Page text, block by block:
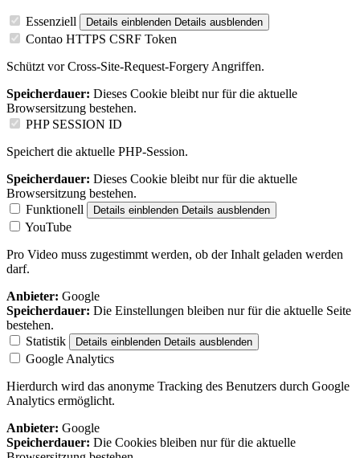
Essenziell Details einblenden Details ausblenden
Contao HTTPS CSRF Token
Schützt vor Cross-Site-Request-Forgery Angriffen.
Speicherdauer: Dieses Cookie bleibt nur für die aktuelle
Browsersitzung bestehen.
PHP SESSION ID
Speichert die aktuelle PHP-Session.
Speicherdauer: Dieses Cookie bleibt nur für die aktuelle
Browsersitzung bestehen.
Funktionell
Details einblenden Details ausblenden
YouTube
Pro Video muss zugestimmt werden, ob der Inhalt geladen werden
darf.
Anbieter: Google
Speicherdauer: Die Einstellungen bleiben nur für die aktuelle Seite
bestehen.
Statistik
Details einblenden Details ausblenden
Google Analytics
Hierdurch wird das anonyme Tracking des Benutzers durch Google
Analytics ermöglicht.
Anbieter: Google
Speicherdauer: Die Cookies bleiben nur für die aktuelle